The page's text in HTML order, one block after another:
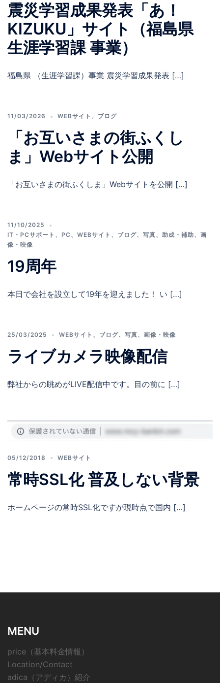
震災学習成果発表「あ！
KIZUKU」サイト（福島県
生涯学習課 事業）
福島県 （生涯学習課）事業 震災学習成果発表 […]
11/03/2026 WEBサイト 、 ブログ
「お互いさまの街ふくし
ま」Webサイト公開
「お互いさまの街ふくしま」Webサイトを公開 […]
11/10/2025
IT・PCサポート 、 PC 、 WEBサイト 、 ブログ、 写真、 助成・補助、 画
像・映像
19周年
本日で会社を設立して19年を迎えました！ い […]
25/03/2025 WEBサイト 、 ブログ、 写真、 画像・映像
ライブカメラ映像配信
弊社からの眺めがLIVE配信中です。目の前に […]
05/12/2018 WEBサイト
常時SSL化 普及しない背景
ホームページの常時SSL化ですが現時点で国内 […]
MENU
price（基本料金情報）
Location/Contact
adica（アディカ）紹介